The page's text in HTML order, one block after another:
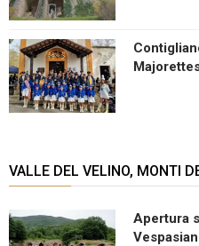
VALLE DEL VELINO, MONTI
Apertura